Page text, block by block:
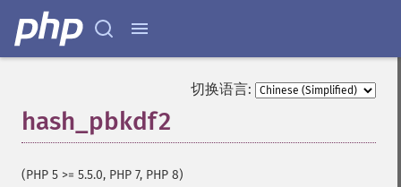
切换语言:
hash_pbkdf2
(PHP 5 >= 5.5.0, PHP 7, PHP 8)